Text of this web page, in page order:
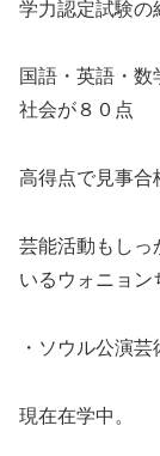
学力認定試験の
国語・英語・数
社会が８０点
高得点で見事合
芸能活動もしっ
いるウォニョン
・ソウル公演
現在在学中。